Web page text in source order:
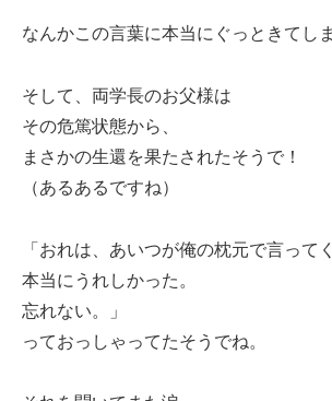
なんかこの言葉に本当にぐっときてし
そして、両学長のお父様は
その危篤状態から、
まさかの生還を果たされたそうで！
（あるあるですね）
「おれは、あいつが俺の枕元で言って
本当にうれしかった。
忘れない。」
っておっしゃってたそうでね。